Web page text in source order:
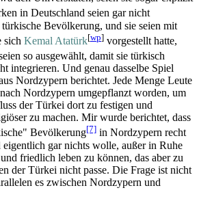
in Deutschland seien gar nicht
Bevölkerung, und sie seien mit
sich Kemal Atatürk[wp] vorgestellt hatte,
so ausgewählt, damit sie türkisch
integrieren. Und genau dasselbe Spiel
Nordzypern berichtet. Jede Menge Leute
Nordzypern umgepflanzt worden, um
der Türkei dort zu festigen und
zu machen. Mir wurde berichtet, dass
Bevölkerung[7] in Nordzypern recht
gar nichts wolle, außer in Ruhe
friedlich leben zu können, das aber zu
der Türkei nicht passe. Die Frage ist nicht
es zwischen Nordzypern und